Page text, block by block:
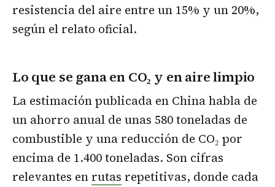
resistencia del aire entre un 15% y un 20%,
según el relato oficial.
Lo que se gana en CO₂ y en aire limpio
La estimación publicada en China habla de
un ahorro anual de unas 580 toneladas de
combustible y una reducción de CO₂ por
encima de 1.400 toneladas. Son cifras
relevantes en rutas repetitivas, donde cada